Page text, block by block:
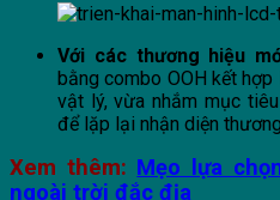
Với các thương hiệu
bằng combo OOH kết
vật lý, vừa nhắm mục
để lặp lại nhận diện
Xem thêm: Mẹo lựa
ngoài trời đắc địa